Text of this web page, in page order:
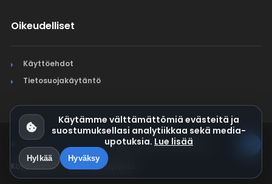
Oikeudelliset
Käyttöehdot
Tietosuojakäytäntö
© Jura Synchro 2015-2026. Kaikki oikeudet pidätetään.
Käyttöehdot Tietosuojakäytäntö
Käytämme välttämättömiä evästeitä ja
suostumuksellasi analytiikkaa sekä media-
upotuksia. Lue lisää
Hylkää Hyväksy